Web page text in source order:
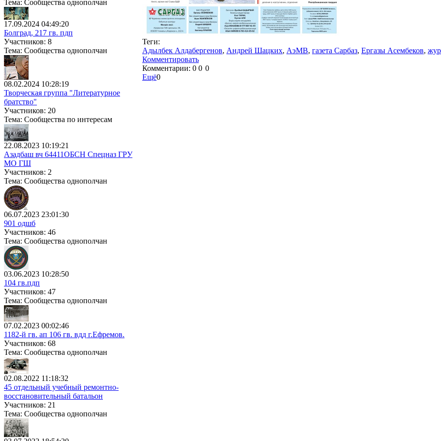
Тема: Сообщества однополчан
17.09.2024 04:49:20
Болград, 217 гв. пдп
Участников: 8
Тема: Сообщества однополчан
08.02.2024 10:28:19
Творческая группа "Литературное
братство"
Участников: 20
Тема: Сообщества по интересам
22.08.2023 10:19:21
Азадбаш вч 64411ОБСН Спецназ ГРУ
МО ГШ
Участников: 2
Тема: Сообщества однополчан
06.07.2023 23:01:30
901 одшб
Участников: 46
Тема: Сообщества однополчан
03.06.2023 10:28:50
104 гв.пдп
Участников: 47
Тема: Сообщества однополчан
07.02.2023 00:02:46
1182-й гв. ап 106 гв. вдд г.Ефремов.
Участников: 68
Тема: Сообщества однополчан
02.08.2022 11:18:32
45 отдельный учебный ремонтно-
восстановительный батальон
Участников: 21
Тема: Сообщества однополчан
Теги:
Адылбек Алдабергенов, Андрей Шацких, АэМВ, газета Сарбаз, Ергазы Асембеков,
Комментировать
Комментарии: 0 0 0
Ещё0